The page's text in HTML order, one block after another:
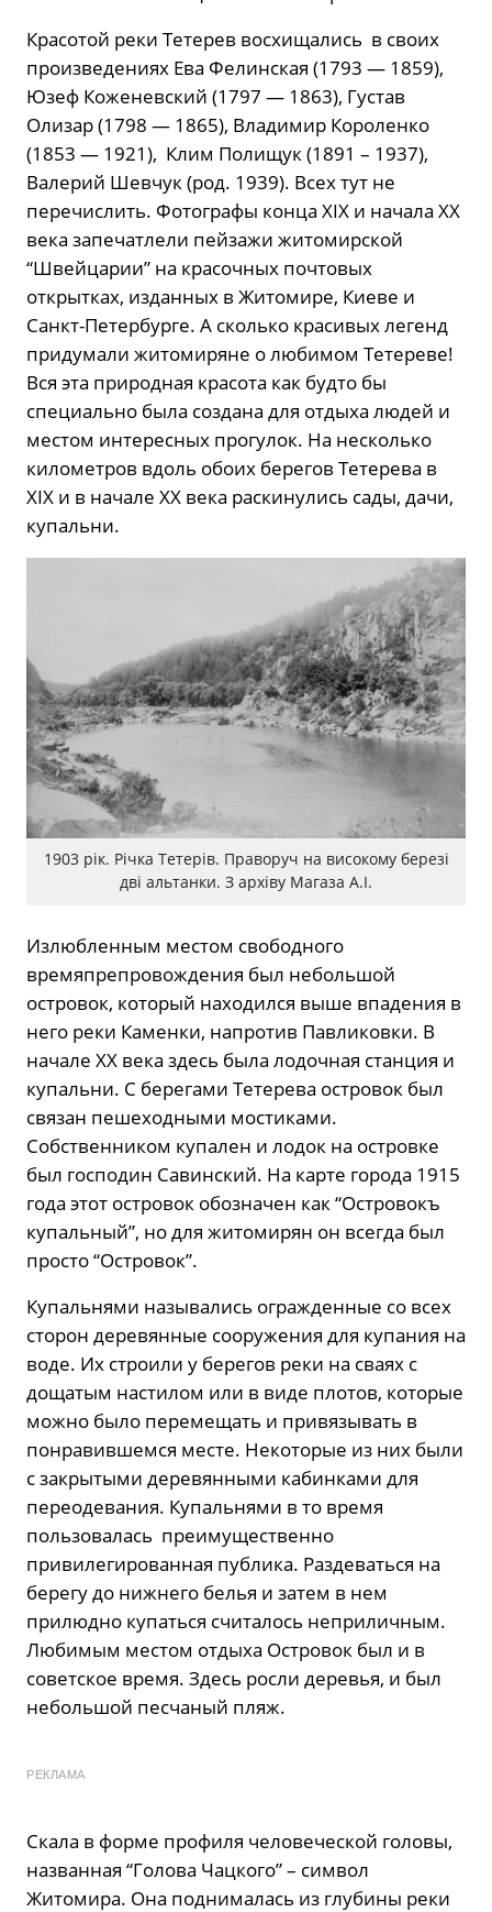
Красотой реки Тетерев восхищались в своих
произведениях Ева Фелинская (1793 — 1859),
Юзеф Коженевский (1797 — 1863), Густав
Олизар (1798 — 1865), Владимир Короленко
(1853 — 1921), Клим Полищук (1891 – 1937),
Валерий Шевчук (род. 1939). Всех тут не
перечислить. Фотографы конца XIX и начала XX
века запечатлели пейзажи житомирской
“Швейцарии” на красочных почтовых
открытках, изданных в Житомире, Киеве и
Санкт-Петербурге. А сколько красивых легенд
придумали житомиряне о любимом Тетереве!
Вся эта природная красота как будто бы
специально была создана для отдыха людей и
местом интересных прогулок. На несколько
километров вдоль обоих берегов Тетерева в
XIX и в начале XX века раскинулись сады, дачи,
купальни.
1903 рік. Річка Тетерів. Праворуч на високому березі
дві альтанки. З архіву Магаза А.І.
Излюбленным местом свободного
времяпрепровождения был небольшой
островок, который находился выше впадения в
него реки Каменки, напротив Павликовки. В
начале XX века здесь была лодочная станция и
купальни. С берегами Тетерева островок был
связан пешеходными мостиками.
Собственником купален и лодок на островке
был господин Савинский. На карте города 1915
года этот островок обозначен как “Островокъ
купальный”, но для житомирян он всегда был
просто “Островок”.
Купальнями назывались огражденные со всех
сторон деревянные сооружения для купания на
воде. Их строили у берегов реки на сваях с
дощатым настилом или в виде плотов, которые
можно было перемещать и привязывать в
понравившемся месте. Некоторые из них были
с закрытыми деревянными кабинками для
переодевания. Купальнями в то время
пользовалась преимущественно
привилегированная публика. Раздеваться на
берегу до нижнего белья и затем в нем
прилюдно купаться считалось неприличным.
Любимым местом отдыха Островок был и в
советское время. Здесь росли деревья, и был
небольшой песчаный пляж.
РЕКЛАМА
Скала в форме профиля человеческой головы,
названная “Голова Чацкого” – символ
Житомира. Она поднималась из глубины реки